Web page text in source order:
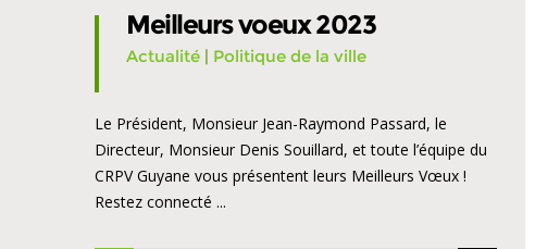
Meilleurs voeux 2023
Actualité | Politique de la ville
Le Président, Monsieur Jean-Raymond Passard, le
Directeur, Monsieur Denis Souillard, et toute l’équipe du
CRPV Guyane vous présentent leurs Meilleurs Vœux !
Restez connecté ...